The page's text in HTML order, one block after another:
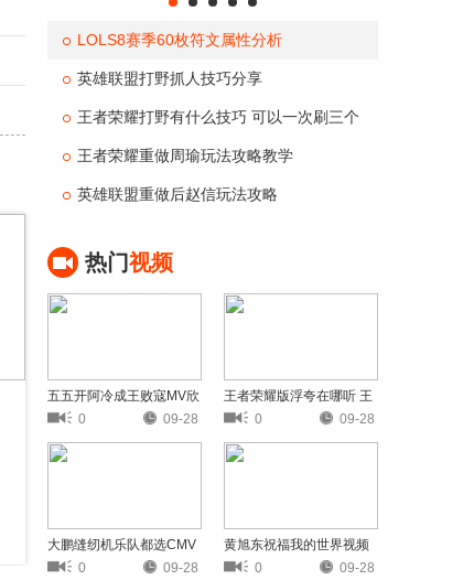
LOLS8赛季60枚符文属性分析
英雄联盟打野抓人技巧分享
王者荣耀打野有什么技巧 可以一次刷三个
野怪的英雄
王者荣耀重做周瑜玩法攻略教学
英雄联盟重做后赵信玩法攻略
热门视频
五五开阿冷成王败寇MV欣
赏
0 09-28
王者荣耀版浮夸在哪听 王
者荣耀版浮夸歌词欣赏
0 09-28
大鹏缝纫机乐队都选CMV
欣赏 0 09-28
黄旭东祝福我的世界视频
黄旭东奶我的世界视频分
享
0 09-28